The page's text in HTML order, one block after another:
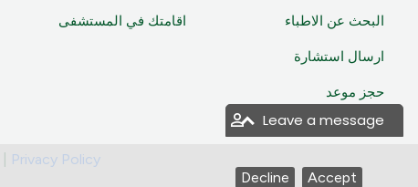
Leave a message
Accept
Decline
البحث عن الاطباء
ارسال استشارة
حجز موعد
اقامتك في المستشفى
Privacy Policy